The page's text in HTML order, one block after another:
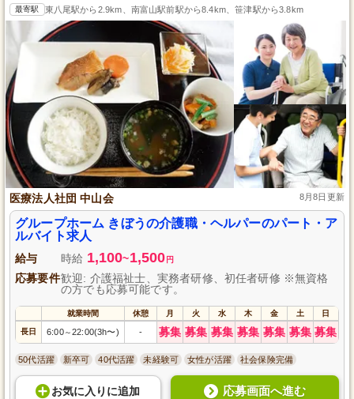
最寄駅 東八尾駅から2.9km、南富山駅前駅から8.4km、笹津駅から3.8km
医療法人社団 中山会 8月8日更新
グループホーム きぼうの介護職・ヘルパーのパート・ア
ルバイト求人
給与 時給 1,100~1,500 円
応募要件歓迎: 介護福祉士、実務者研修、初任者研修 ※無資格
の方でも応募可能です。
就業時間 休憩 月 火 水 木 金 土 日
長日 6:00～22:00(3h〜) - 募集 募集 募集 募集 募集 募集 募集
50代活躍 新卒可 40代活躍 未経験可 女性が活躍 社会保険完備
お気に入り に追加 応募画面へ進む